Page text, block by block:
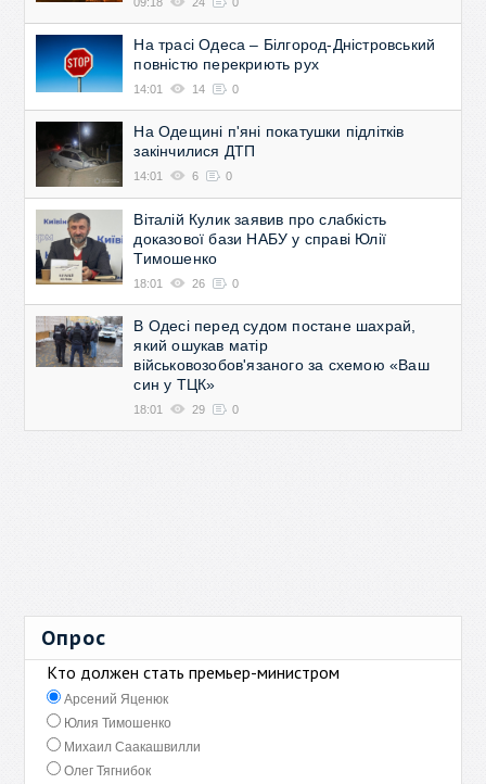
На трасі Одеса – Білгород-Дністровський
повністю перекриють рух
14:01 14 0
На Одещині п'яні покатушки підлітків
закінчилися ДТП
14:01 6 0
Віталій Кулик заявив про слабкість
доказової бази НАБУ у справі Юлії
Тимошенко
18:01 26 0
В Одесі перед судом постане шахрай,
який ошукав матір
військовозобов'язаного за схемою «Ваш
син у ТЦК»
18:01 29 0
Опрос
Кто должен стать премьер-министром
Арсений Яценюк
Юлия Тимошенко
Михаил Саакашвилли
Олег Тягнибок